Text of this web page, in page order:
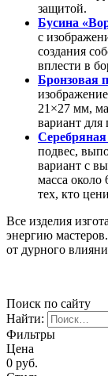
защитой.
Бусина
с
создания
вплести в
Бронзовая
21×27 мм,
вариант для
подвес,
вариант с
масса около
тех, кто
Все изделия
энергию
от дурного
Поиск по сайту
Найти:
Фильтры
Цена
0 руб.